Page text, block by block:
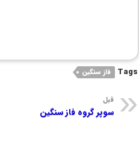
Tags فاز سنگین
قبل
سوپر گروه فاز سنگین